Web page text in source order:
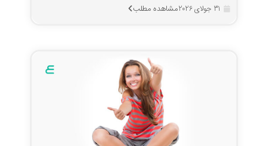
مشاهده مطلب